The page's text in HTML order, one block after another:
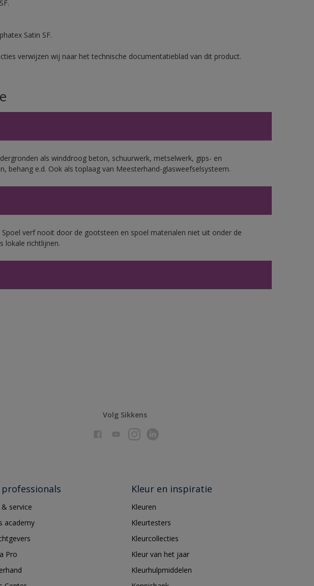
Satin SF.
verwijzen wij naar het technische documentatieblad van dit product.
als winddroog beton, schuurwerk, metselwerk, gips- en
behang e.d. Ook als toplaag van Meesterhand-glasweefselsysteem.
Spoel verf nooit door de gootsteen en spoel materialen niet uit onder de
lokale richtlijnen.
Volg Sikkens
service
academy
Pro
Kleur en inspiratie
Kleuren
Kleurtesters
Kleurcollecties
Kleur van het jaar
Kleurhulpmiddelen